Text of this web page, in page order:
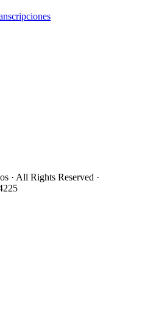
· All Rights Reserved ·